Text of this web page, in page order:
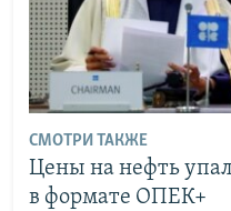
СМОТРИ ТАКЖЕ
Цены на нефть
в формате ОПЕК+